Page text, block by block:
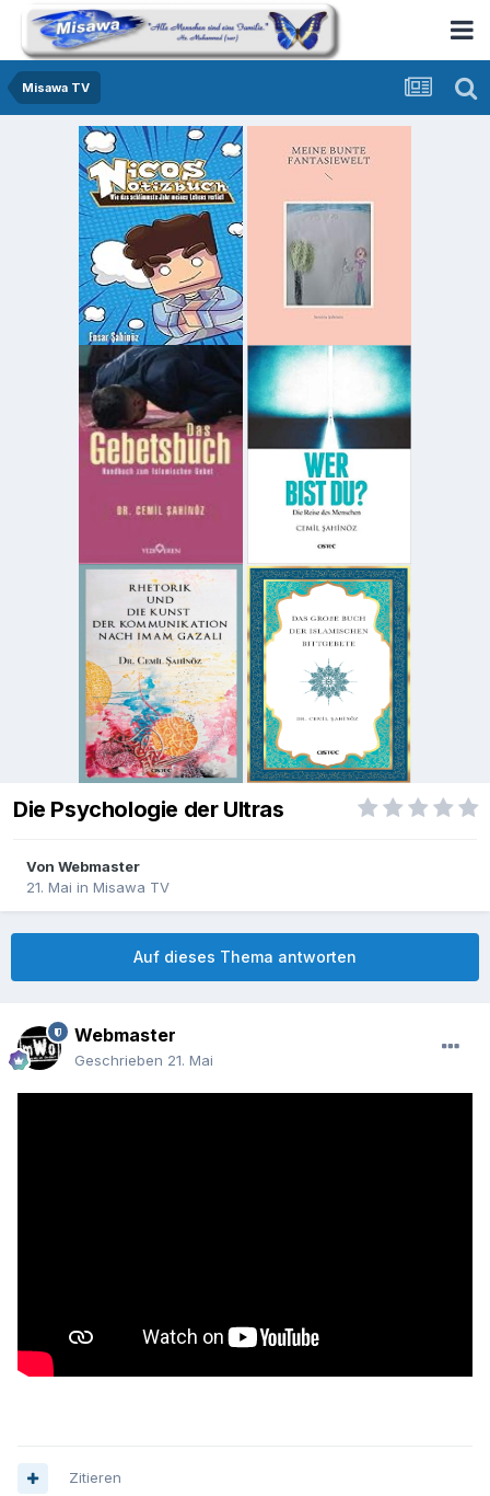
Misawa TV
Die Psychologie der Ultras
Von Webmaster
21. Mai in Misawa TV
Auf dieses Thema antworten
Webmaster
Geschrieben 21. Mai
Zitieren